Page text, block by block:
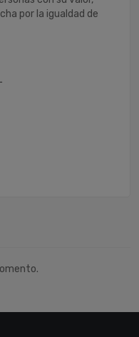
por la igualdad de